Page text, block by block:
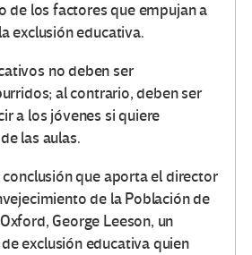
de los factores que empujan a
exclusión educativa.
no deben ser
al contrario, deben ser
a los jóvenes si quiere
las aulas.
conclusión que aporta el director
de la Población de
George Leeson, un
exclusión educativa quien